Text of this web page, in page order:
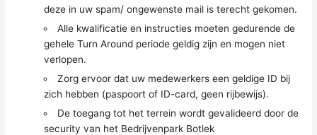
deze in uw spam/ ongewenste mail is terecht gekomen.
Alle kwalificatie en instructies moeten gedurende de
gehele Turn Around periode geldig zijn en mogen niet
verlopen.
Zorg ervoor dat uw medewerkers een geldige ID bij
zich hebben (paspoort of ID-card, geen rijbewijs).
De toegang tot het terrein wordt gevalideerd door de
security van het Bedrijvenpark Botlek